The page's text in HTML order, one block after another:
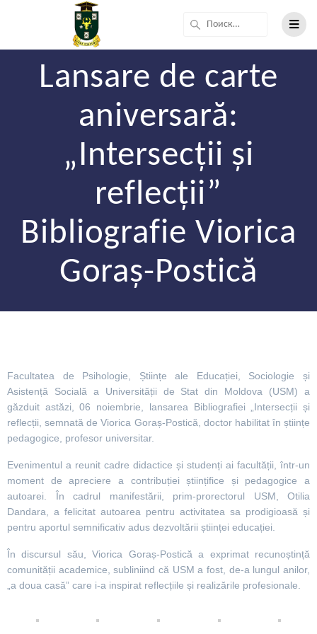
Lansare de carte
aniversară:
„Intersecții și
reflecții”
Bibliografie Viorica
Goraș-Postică
Facultatea de Psihologie, Științe ale Educației, Sociologie și
Asistență Socială a Universității de Stat din Moldova (USM) a
găzduit astăzi, 06 noiembrie, lansarea Bibliografiei „Intersecții și
reflecții, semnată de Viorica Goraș-Postică, doctor habilitat în științe
pedagogice, profesor universitar.
Evenimentul a reunit cadre didactice și studenți ai facultății, într-un
moment de apreciere a contribuției științifice și pedagogice a
autoarei. În cadrul manifestării, prim-prorectorul USM, Otilia
Dandara, a felicitat autoarea pentru activitatea sa prodigioasă și
pentru aportul semnificativ adus dezvoltării științei educației.
În discursul său, Viorica Goraș-Postică a exprimat recunoștință
comunității academice, subliniind că USM a fost, de-a lungul anilor,
„a doua casă” care i-a inspirat reflecțiile și realizările profesionale.